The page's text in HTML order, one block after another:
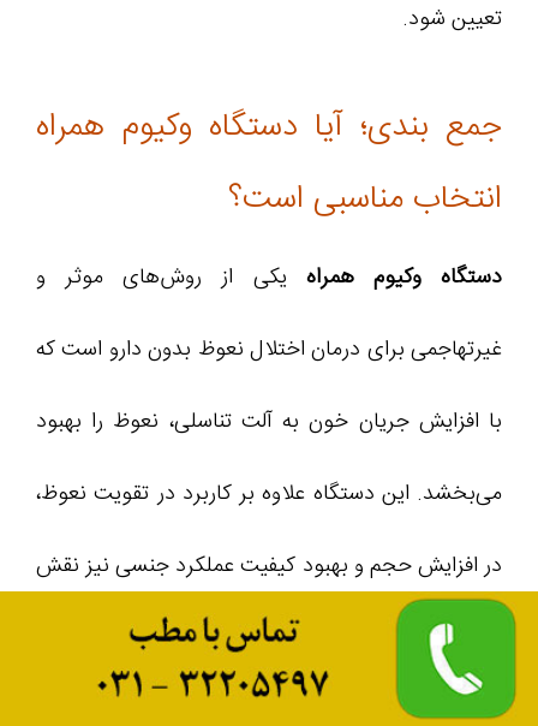
تعیین شود.
جمع‌ بندی؛ آیا دستگاه وکیوم همراه
انتخاب مناسبی است؟
دستگاه وکیوم همراه یکی از روش‌های موثر و
غیرتهاجمی برای درمان اختلال نعوظ بدون دارو است که
با افزایش جریان خون به آلت تناسلی، نعوظ را بهبود
می‌بخشد. این دستگاه علاوه بر کاربرد در تقویت نعوظ،
در افزایش حجم و بهبود کیفیت عملکرد جنسی نیز نقش
دارد. مزایای آن شامل ایمنی نسبی، سهولت استفاده و
کم‌خطر بودن است؛ اما رعایت دستورالعمل‌ها برای